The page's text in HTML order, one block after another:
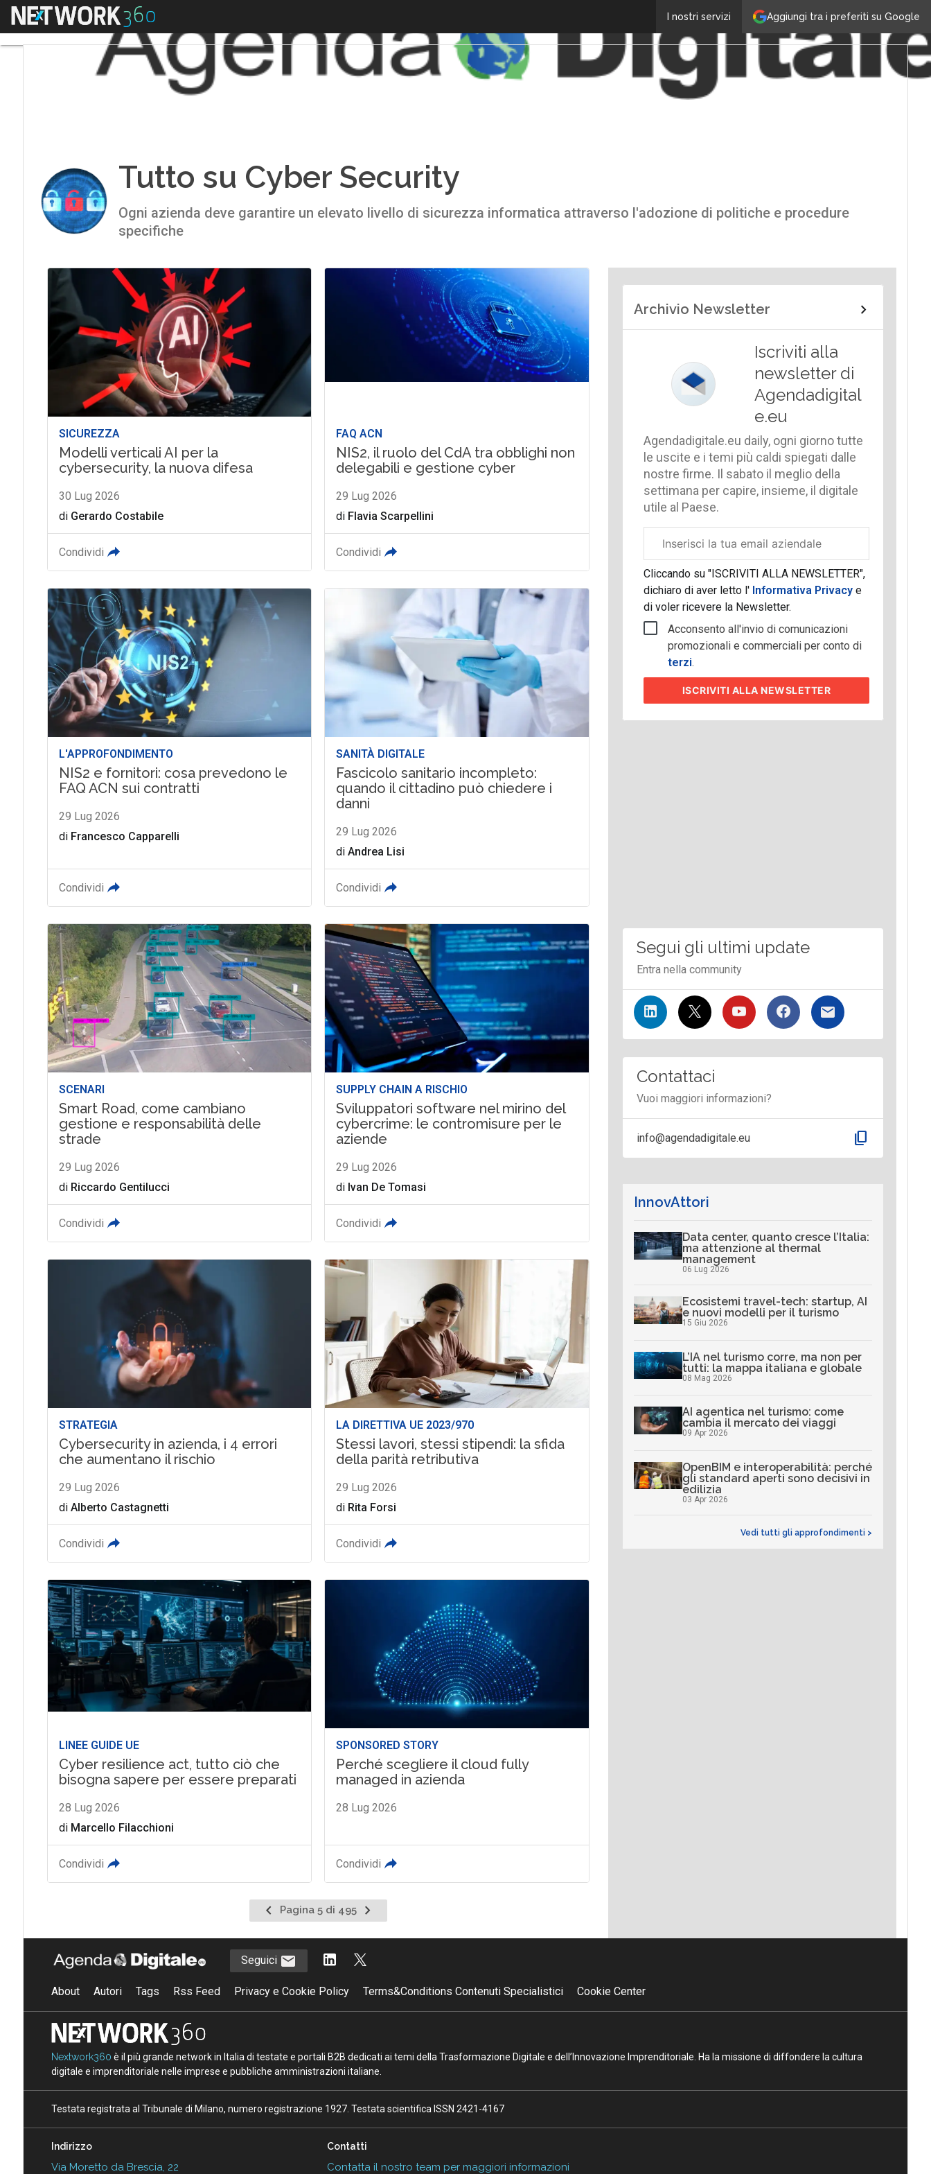
Aggiungi tra i preferiti su Google
I nostri servizi
Menu
Tutto su Cyber Security
Ogni azienda deve garantire un elevato livello di sicurezza informatica attraverso l'adozione di politiche e procedure
specifiche
SICUREZZA
Modelli verticali AI per la
cybersecurity, la nuova difesa
30 Lug 2026
di Gerardo Costabile
Condividi
FAQ ACN
NIS2, il ruolo del CdA tra obblighi non
delegabili e gestione cyber
29 Lug 2026
di Flavia Scarpellini
Condividi
L'APPROFONDIMENTO
NIS2 e fornitori: cosa prevedono le
FAQ ACN sui contratti
29 Lug 2026
di Francesco Capparelli
Condividi
SANITÀ DIGITALE
Fascicolo sanitario incompleto:
quando il cittadino può chiedere i
danni
29 Lug 2026
diAndrea Lisi
Condividi
SCENARI
Smart Road, come cambiano
gestione e responsabilità delle
strade
29 Lug 2026
di Riccardo Gentilucci
Condividi
SUPPLY CHAIN A RISCHIO
Sviluppatori software nel mirino del
cybercrime: le contromisure per le
aziende
29 Lug 2026
di Ivan De Tomasi
Condividi
STRATEGIA
Cybersecurity in azienda, i 4 errori
che aumentano il rischio
29 Lug 2026
di Alberto Castagnetti
Condividi
LA DIRETTIVA UE 2023/970
Stessi lavori, stessi stipendi: la sfida
della parità retributiva
29 Lug 2026
di Rita Forsi
Condividi
LINEE GUIDE UE
Cyber resilience act, tutto ciò che
bisogna sapere per essere preparati
28 Lug 2026
di Marcello Filacchioni
Condividi
SPONSORED STORY
Perché scegliere il cloud fully
managed in azienda
28 Lug 2026
Condividi
Pagina
precedente
Pagina 5 di 495
Pagina
successiva
Archivio Newsletter
Iscriviti alla
newsletter di
Agendadigital
e.eu
Agendadigitale.eu daily, ogni giorno tutte
le uscite e i temi più caldi spiegati dalle
nostre firme. Il sabato il meglio della
settimana per capire, insieme, il digitale
utile al Paese.
aziendale
Cliccando su "ISCRIVITI ALLA NEWSLETTER",
dichiaro di aver letto l'Informativa Privacy e
di voler ricevere la Newsletter.
Acconsento all'invio di comunicazioni
promozionali e commerciali per conto di
terzi.
ISCRIVITI ALLA NEWSLETTER
Segui gli ultimi update
Entra nella community
Contattaci
Vuoi maggiori informazioni?
info@agendadigitale.eu content_copy
InnovAttori
Data center, quanto cresce l’Italia:
ma attenzione al thermal
management
06 Lug 2026
Ecosistemi travel-tech: startup, AI
e nuovi modelli per il turismo
15 Giu 2026
L’IA nel turismo corre, ma non per
tutti: la mappa italiana e globale
08 Mag 2026
AI agentica nel turismo: come
cambia il mercato dei viaggi
09 Apr 2026
OpenBIM e interoperabilità: perché
gli standard aperti sono decisivi in
edilizia
03 Apr 2026
Vedi tutti gli approfondimenti >
Seguici
About Autori Tags Rss Feed Privacy e Cookie Policy Terms&Conditions Contenuti Specialistici Cookie Center
Nextwork360 è il più grande network in Italia di testate e portali B2B dedicati ai temi della Trasformazione Digitale e dell’Innovazione Imprenditoriale. Ha la missione di diffondere la cultura
digitale e imprenditoriale nelle imprese e pubbliche amministrazioni italiane.
Testata registrata al Tribunale di Milano, numero registrazione 1927. Testata scientifica ISSN 2421-4167
Indirizzo
Via Moretto da Brescia, 22
Contatti
Contatta il nostro team per maggiori informazioni